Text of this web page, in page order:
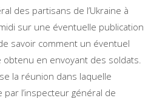
des partisans de l’Ukraine à
sur une éventuelle publication
savoir comment un éventuel
en envoyant des soldats.
la réunion dans laquelle
par l’inspecteur général de